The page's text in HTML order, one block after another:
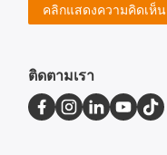
คลิกแสดงความคิดเห็น
ติดตามเรา